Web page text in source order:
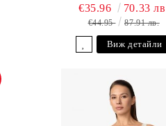
€35.96
70.33
€44.95 87.91 лв.
Виж детайли